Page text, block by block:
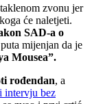
zvonu jer
će naletjeti.
SAD-a o
mijenjan da je
Mousea”.
rođendan, a
intervju bez